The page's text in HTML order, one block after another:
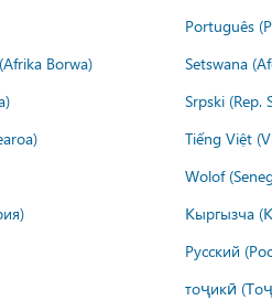
Português
Borwa)
Setswana
Srpski (Rep.
Tiếng Việt
Wolof
Кыргызча
Русский
тоҷикӣ